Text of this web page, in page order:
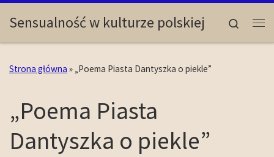
Skip to content
Sensualność w kulturze polskiej
Search
Strona główna » „Poema Piasta Dantyszka o piekle”
„Poema Piasta
Dantyszka o piekle”